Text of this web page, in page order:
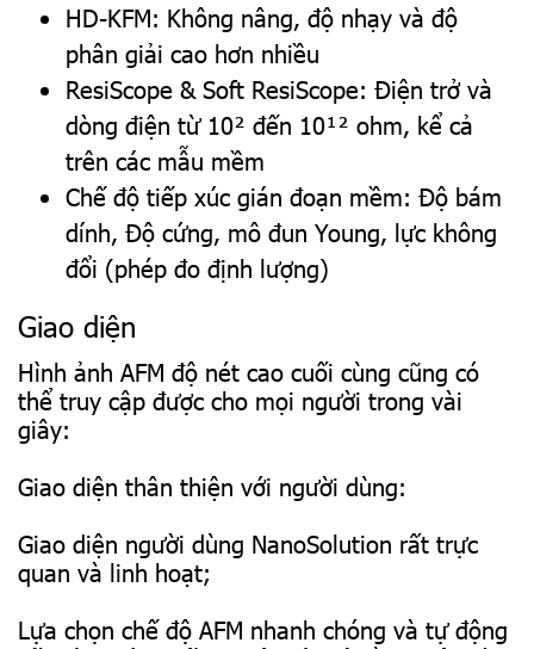
HD-KFM: Không nâng, độ nhạy và độ
phân giải cao hơn nhiều
ResiScope & Soft ResiScope: Điện trở và
dòng điện từ 10² đến 10¹² ohm, kể cả
trên các mẫu mềm
Chế độ tiếp xúc gián đoạn mềm: Độ bám
dính, Độ cứng, mô đun Young, lực không
đổi (phép đo định lượng)
Giao diện
Hình ảnh AFM độ nét cao cuối cùng cũng có
thể truy cập được cho mọi người trong vài
giây:
Giao diện thân thiện với người dùng:
Giao diện người dùng NanoSolution rất trực
quan và linh hoạt;
Lựa chọn chế độ AFM nhanh chóng và tự động